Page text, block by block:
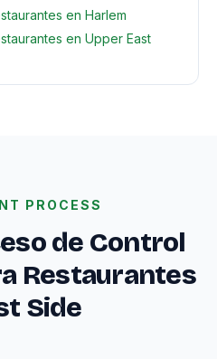
en Harlem
en Upper East
PROCESS
de Control
Restaurantes
Side